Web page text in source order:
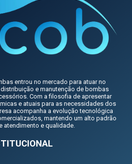
entrou no mercado para atuar no
e manutenção de bombas
Com a filosofia de apresentar
e atuais para as necessidades dos
acompanha a evolução tecnológica
mantendo um alto padrão
atendimento e qualidade.